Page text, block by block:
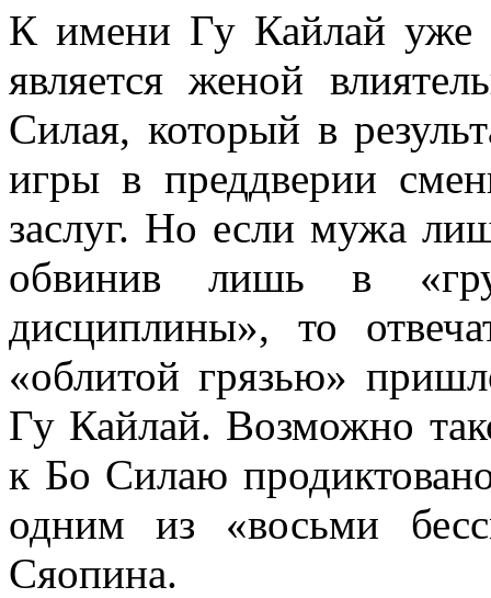
К имени Гу Кайлай уже
является женой
Силая, который в
игры в преддверии
заслуг. Но если мужа
обвинив лишь в
дисциплины», то
«облитой грязью»
Гу Кайлай. Возможно
к Бо Силаю
одним из «восьми
Сяопина.